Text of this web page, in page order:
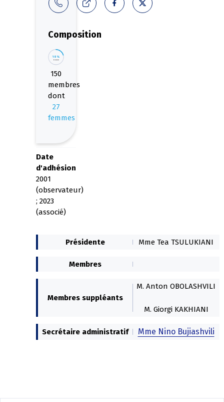
Composition
18%
de femmes
150
membres
dont
27
femmes
Date
d'adhésion
2001
(observateur)
; 2023
(associé)
Présidente Mme Tea TSULUKIANI
Membres
Membres suppléants
M. Anton OBOLASHVILI
M. Giorgi KAKHIANI
Secrétaire administratif Mme Nino Bujiashvili